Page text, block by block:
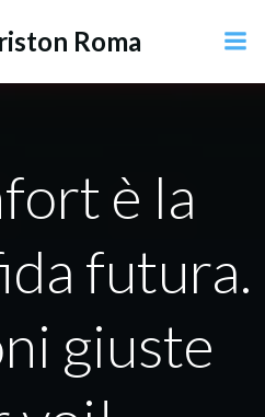
al
Roma
è la
futura.
giuste